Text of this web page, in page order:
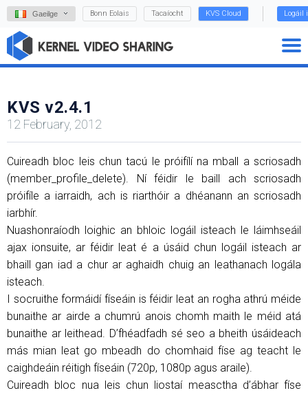
Gaeilge Bonn Eolais Tacaíocht KVS Cloud Logáil
KVS v2.4.1
12 February, 2012
Cuireadh bloc leis chun tacú le próifílí na mball a scriosadh
(member_profile_delete). Ní féidir le baill ach scriosadh
próifíle a iarraidh, ach is riarthóir a dhéanann an scriosadh
iarbhír.
Nuashonraíodh loighic an bhloic logáil isteach le láimhseáil
ajax ionsuite, ar féidir leat é a úsáid chun logáil isteach ar
bhaill gan iad a chur ar aghaidh chuig an leathanach logála
isteach.
I socruithe formáidí físeáin is féidir leat an rogha athrú méide
bunaithe ar airde a chumrú anois chomh maith le méid atá
bunaithe ar leithead. D’fhéadfadh sé seo a bheith úsáideach
más mian leat go mbeadh do chomhaid físe ag teacht le
caighdeáin réitigh físeáin (720p, 1080p agus araile).
Cuireadh bloc nua leis chun liostaí measctha d’ábhar físe